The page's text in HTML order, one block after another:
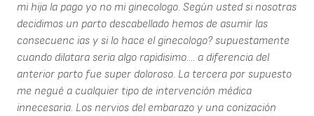
mi hija la pago yo no mi ginecologo. Según usted si nosotras
decidimos un parto descabellado hemos de asumir las
consecuenc ias y si lo hace el ginecologo? supuestamente
cuando dilatara seria algo rapidisimo.... a diferencia del
anterior parto fue super doloroso. La tercera por supuesto
me negué a cualquier tipo de intervención médica
innecesaria. Los nervios del embarazo y una conización